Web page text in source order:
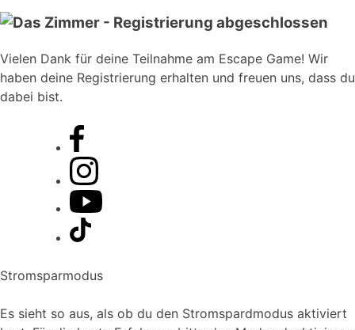
Vielen Dank für deine Teilnahme am Escape Game! Wir
haben deine Registrierung erhalten und freuen uns, dass du
dabei bist.
Stromsparmodus
Es sieht so aus, als ob du den Stromspardmodus aktiviert